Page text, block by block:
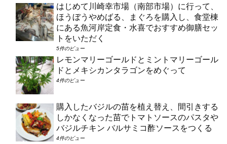
はじめて川崎幸市場（南部市場）に行って、
ほうぼうやめばる、まぐろを購入し、食堂棟
にある魚河岸定食・水喜でおすすめ御膳セッ
トをいただく
5件のビュー
レモンマリーゴールドとミントマリーゴール
ドとメキシカンタラゴンをめぐって
4件のビュー
購入したバジルの苗を植え替え、間引きする
しかなくなった苗でトマトソースのパスタや
バジルチキン バルサミコ酢ソースをつくる
4件のビュー